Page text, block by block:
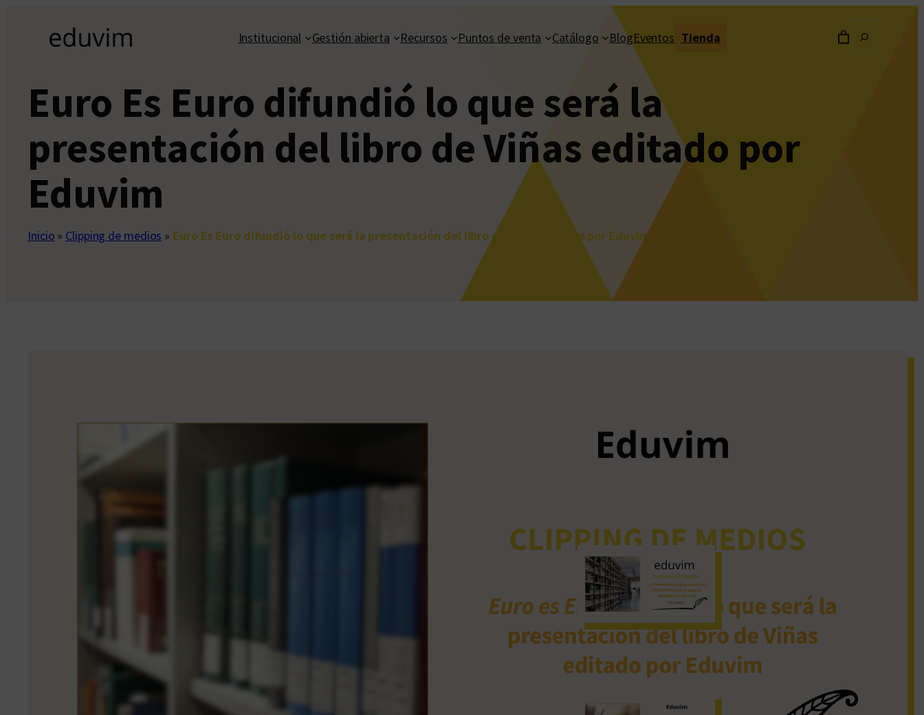
contenido
Institucional Gestión abierta Recursos Puntos de venta Catálogo BlogEventos Tienda
Euro Es Euro difundió lo que será la
presentación del libro de Viñas editado por
Eduvim
Inicio » Clipping de medios » Euro Es Euro difundió lo que será la presentación del libro de Viñas editado por Eduvim
Antiguos clipping de
de la sangre, editado
por Eduvim
19 de noviembre de 2022